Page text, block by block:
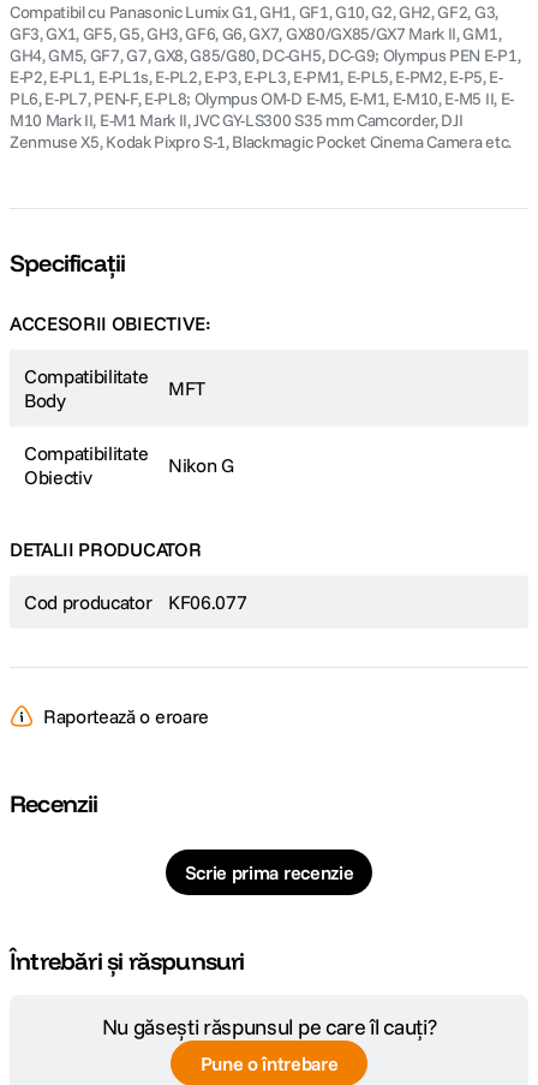
Compatibil cu Panasonic Lumix G1, GH1, GF1, G10, G2, GH2, GF2, G3,
GF3, GX1, GF5, G5, GH3, GF6, G6, GX7, GX80/GX85/GX7 Mark II, GM1,
GH4, GM5, GF7, G7, GX8, G85/G80, DC-GH5, DC-G9; Olympus PEN E-P1,
E-P2, E-PL1, E-PL1s, E-PL2, E-P3, E-PL3, E-PM1, E-PL5, E-PM2, E-P5, E-
PL6, E-PL7, PEN-F, E-PL8; Olympus OM-D E-M5, E-M1, E-M10, E-M5 II, E-
M10 Mark II, E-M1 Mark II, JVC GY-LS300 S35 mm Camcorder, DJI
Zenmuse X5, Kodak Pixpro S-1, Blackmagic Pocket Cinema Camera etc.
Specificații
ACCESORII OBIECTIVE:
Compatibilitate
Body
MFT
Compatibilitate
Obiectiv
Nikon G
DETALII PRODUCATOR
Cod producator KF06.077
Raportează o eroare
Recenzii
Scrie prima recenzie
Întrebări și răspunsuri
Nu găsești răspunsul pe care îl cauți?
Pune o întrebare